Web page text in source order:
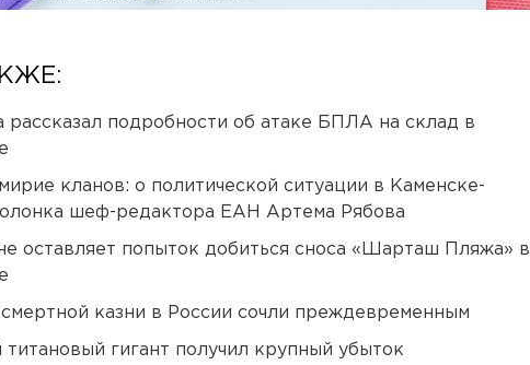
рассказал подробности об атаке БПЛА на склад в
кланов: о политической ситуации в Каменске-
шеф-редактора ЕАН Артема Рябова
оставляет попыток добиться сноса «Шарташ Пляжа» в
казни в России сочли преждевременным
гигант получил крупный убыток